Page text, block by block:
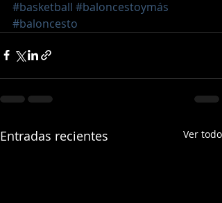
#basketball #baloncestoymás
#baloncesto
Entradas recientes Ver todo